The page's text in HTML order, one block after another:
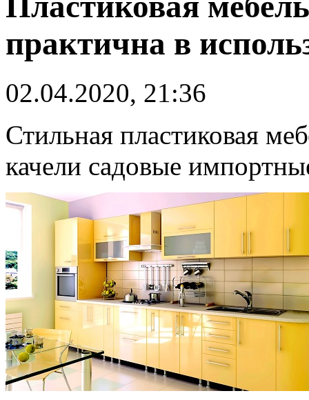
практична в
02.04.2020, 21:36
Стильная пластиковая
качели садовые